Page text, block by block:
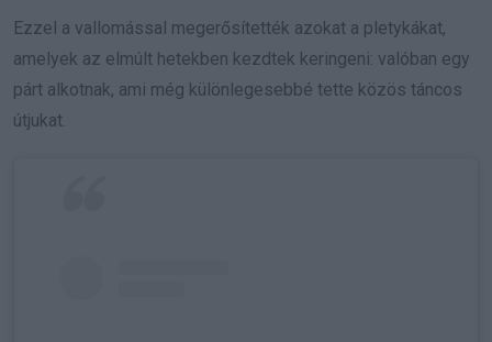
Ezzel a vallomással megerősítették azokat a pletykákat,
amelyek az elmúlt hetekben kezdtek keringeni: valóban egy
párt alkotnak, ami még különlegesebbé tette közös táncos
útjukat.